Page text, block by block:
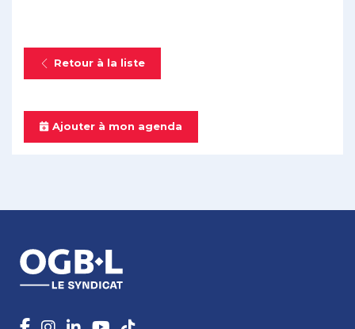
Retour à la liste
Ajouter à mon agenda